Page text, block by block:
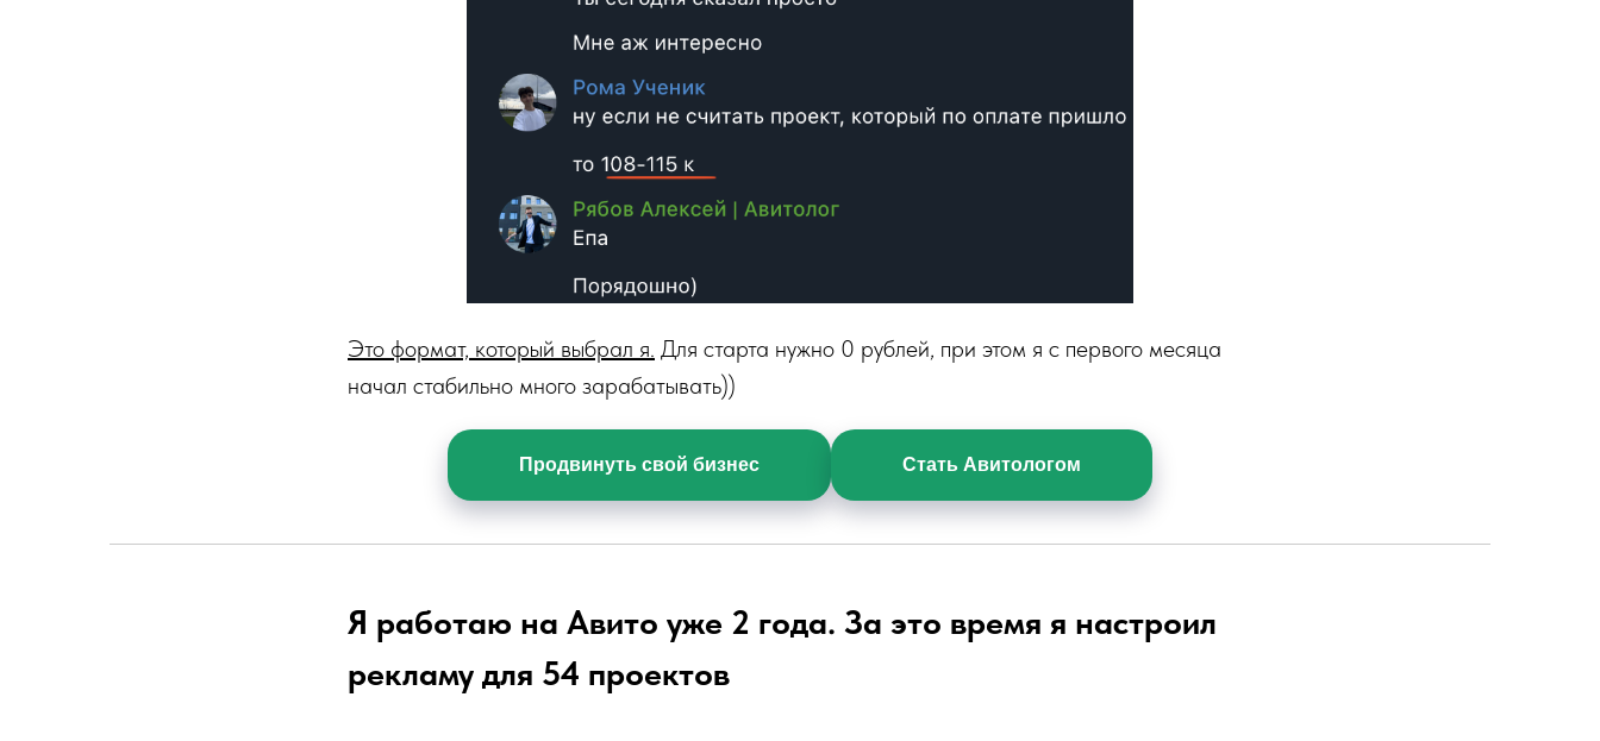
Это формат, который выбрал я. Для старта нужно 0 рублей, при этом я с первого месяца
начал стабильно много зарабатывать))
Продвинуть свой бизнес Стать Авитологом
Я работаю на Авито уже 2 года. За это время я настроил
рекламу для 54 проектов